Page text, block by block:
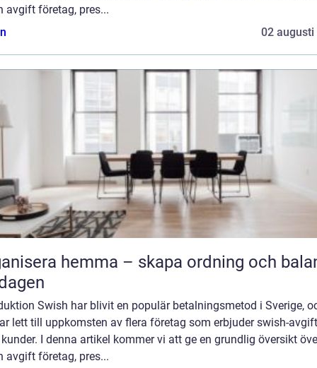
avgift företag, pres...
02 augusti
hemma – skapa ordning och
Swish har blivit en populär betalningsmetod i Sverige,
lett till uppkomsten av flera företag som erbjuder swish-
I denna artikel kommer vi att ge en grundlig översikt
avgift företag, pres...